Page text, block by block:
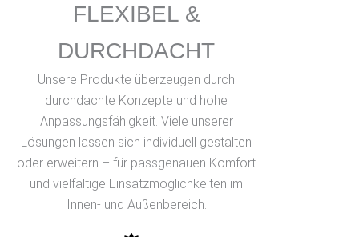
FLEXIBEL &
DURCHDACHT
Unsere Produkte überzeugen durch
durchdachte Konzepte und hohe
Anpassungsfähigkeit. Viele unserer
Lösungen lassen sich individuell gestalten
oder erweitern – für passgenauen Komfort
und vielfältige Einsatzmöglichkeiten im
Innen- und Außenbereich.